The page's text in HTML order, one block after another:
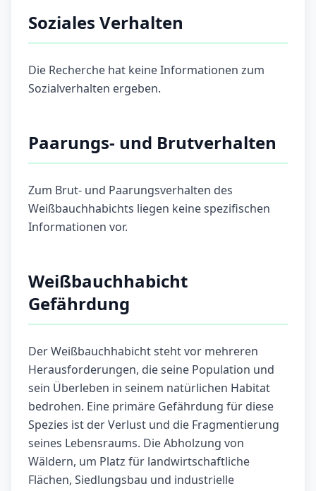
Soziales Verhalten
Die Recherche hat keine Informationen zum
Sozialverhalten ergeben.
Paarungs- und Brutverhalten
Zum Brut- und Paarungsverhalten des
Weißbauchhabichts liegen keine spezifischen
Informationen vor.
Weißbauchhabicht
Gefährdung
Der Weißbauchhabicht steht vor mehreren
Herausforderungen, die seine Population und
sein Überleben in seinem natürlichen Habitat
bedrohen. Eine primäre Gefährdung für diese
Spezies ist der Verlust und die Fragmentierung
seines Lebensraums. Die Abholzung von
Wäldern, um Platz für landwirtschaftliche
Flächen, Siedlungsbau und industrielle